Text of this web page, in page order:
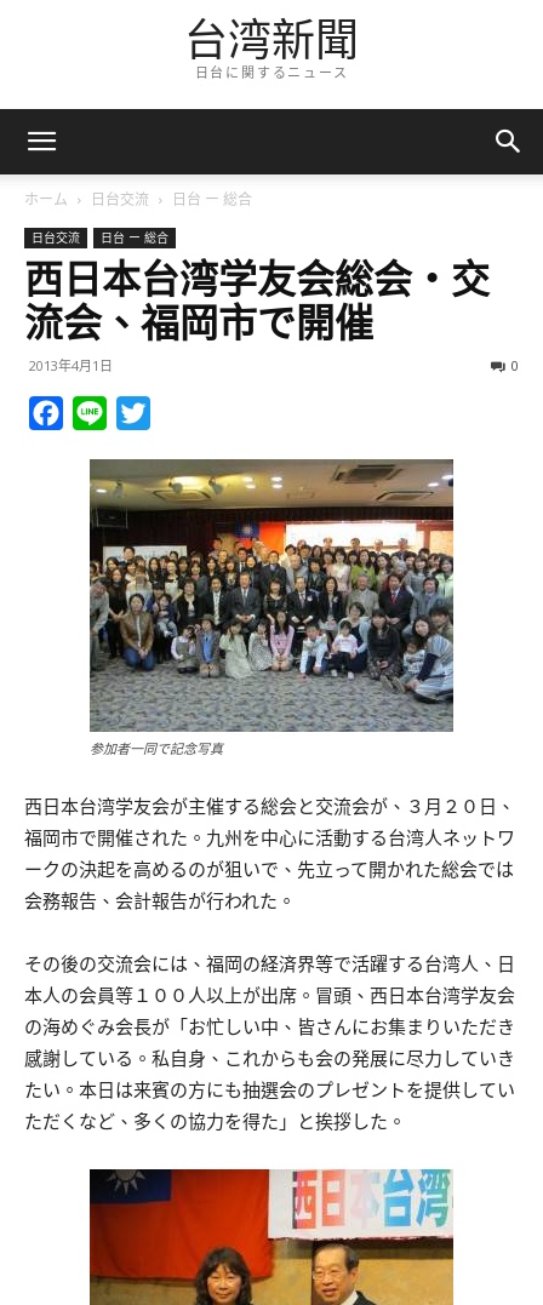
台湾新聞
日台に関するニュース
ホーム 日台交流 日台 ー 総合
日台交流 日台 ー 総合
西日本台湾学友会総会・交
流会、福岡市で開催
2013年4月1日 0
Facebook
Line
参加者一同で記念写真
西日本台湾学友会が主催する総会と交流会が、３月２０日、
福岡市で開催された。九州を中心に活動する台湾人ネットワ
ークの決起を高めるのが狙いで、先立って開かれた総会では
会務報告、会計報告が行われた。
その後の交流会には、福岡の経済界等で活躍する台湾人、日
本人の会員等１００人以上が出席。冒頭、西日本台湾学友会
の海めぐみ会長が「お忙しい中、皆さんにお集まりいただき
感謝している。私自身、これからも会の発展に尽力していき
たい。本日は来賓の方にも抽選会のプレゼントを提供してい
ただくなど、多くの協力を得た」と挨拶した。